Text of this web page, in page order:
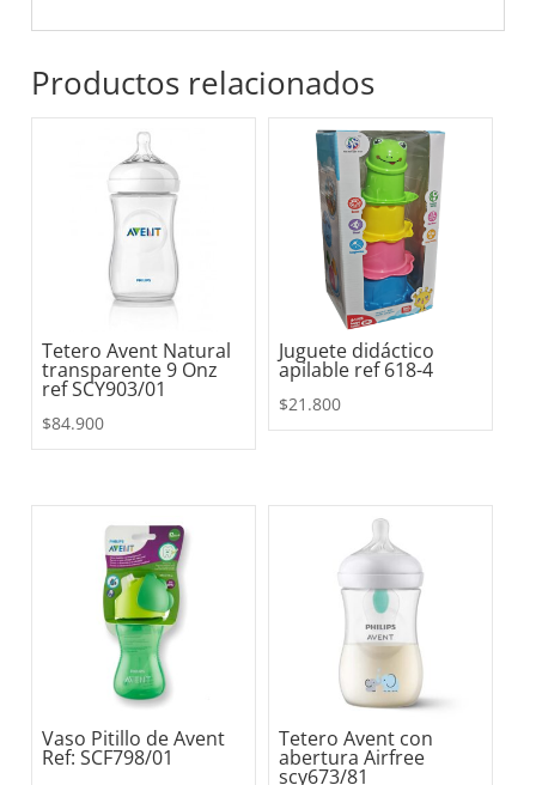
Productos relacionados
Tetero Avent Natural
transparente 9 Onz
ref SCY903/01
$84.900
Juguete didáctico
apilable ref 618-4
$21.800
Vaso Pitillo de Avent
Ref: SCF798/01
Tetero Avent con
abertura Airfree
scy673/81